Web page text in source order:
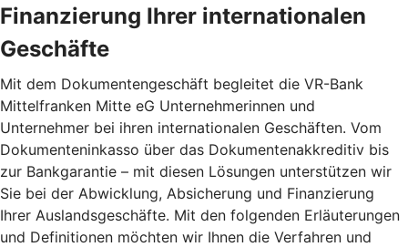
Finanzierung Ihrer internationalen
Geschäfte
Mit dem Dokumentengeschäft begleitet die VR-Bank
Mittelfranken Mitte eG Unternehmerinnen und
Unternehmer bei ihren internationalen Geschäften. Vom
Dokumenteninkasso über das Dokumentenakkreditiv bis
zur Bankgarantie – mit diesen Lösungen unterstützen wir
Sie bei der Abwicklung, Absicherung und Finanzierung
Ihrer Auslandsgeschäfte. Mit den folgenden Erläuterungen
und Definitionen möchten wir Ihnen die Verfahren und